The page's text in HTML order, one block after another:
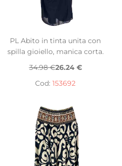
PL Abito in tinta unita con
spilla gioiello, manica corta.
34.98 €26.24 €
Cod: 153692